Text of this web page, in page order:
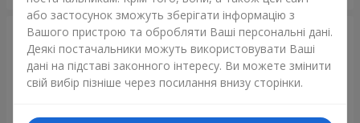
або застосунок зможуть зберігати інформацію з
Вашого пристрою та обробляти Ваші персональні дані.
Деякі постачальники можуть використовувати Ваші
дані на підставі законного інтересу. Ви можете змінити
свій вибір пізніше через посилання внизу сторінки.